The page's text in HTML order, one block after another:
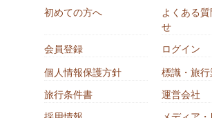
初めての方へ
よくある
せ
会員登録
ログイン
個人情報保護方針
標識・旅行
旅行条件書
運営会社